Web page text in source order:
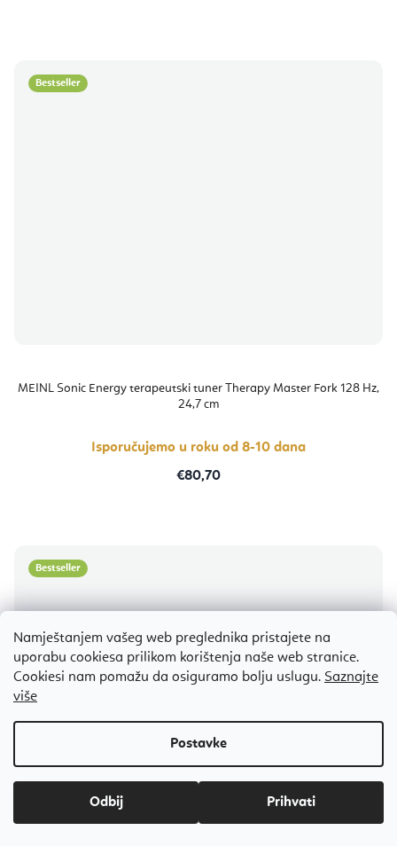
Namještanjem vašeg web preglednika pristajete na
uporabu cookiesa prilikom korištenja naše web stranice.
Cookiesi nam pomažu da osiguramo bolju uslugu. Saznajte
više
Odbij
Bestseller
MEINL Sonic Energy terapeutski tuner Therapy Master Fork 128 Hz,
24,7 cm
Isporučujemo u roku od 8-10 dana
€80,70
Bestseller